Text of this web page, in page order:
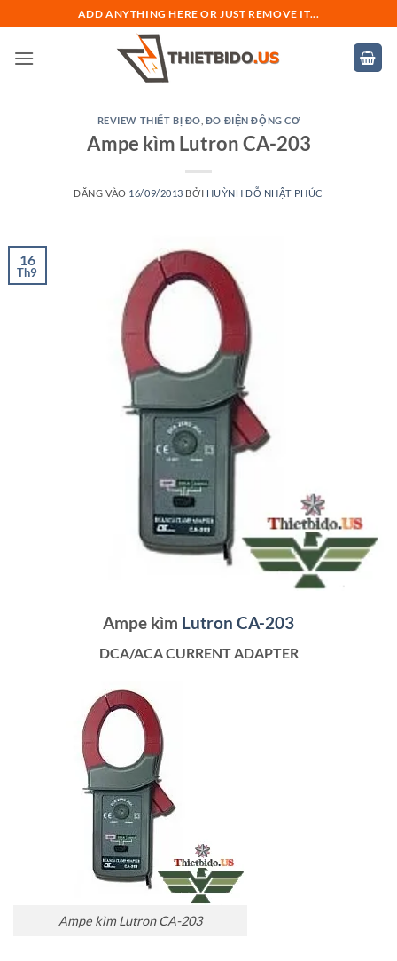
qua
nội
ADD ANYTHING HERE OR JUST REMOVE IT...
REVIEW THIẾT BỊ ĐO ĐO ĐIỆN ĐỘNG CƠ
Ampe kìm Lutron CA-203
ĐĂNG VÀO 16/09/2013 BỞI HUỲNH ĐỖ NHẬT PHÚC
16
Th9
Ampe kìm Lutron CA-203
DCA/ACA CURRENT ADAPTER
Ampe kìm Lutron CA-203